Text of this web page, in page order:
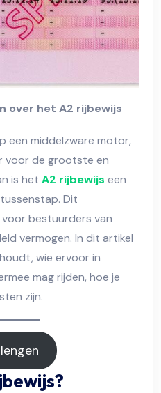
over het A2 rijbewijs
een middelzware motor,
voor de grootste en
is het A2 rijbewijs een
Dit
bestuurders van
vermogen. In dit artikel
wie ervoor in
mag rijden, hoe je
zijn.